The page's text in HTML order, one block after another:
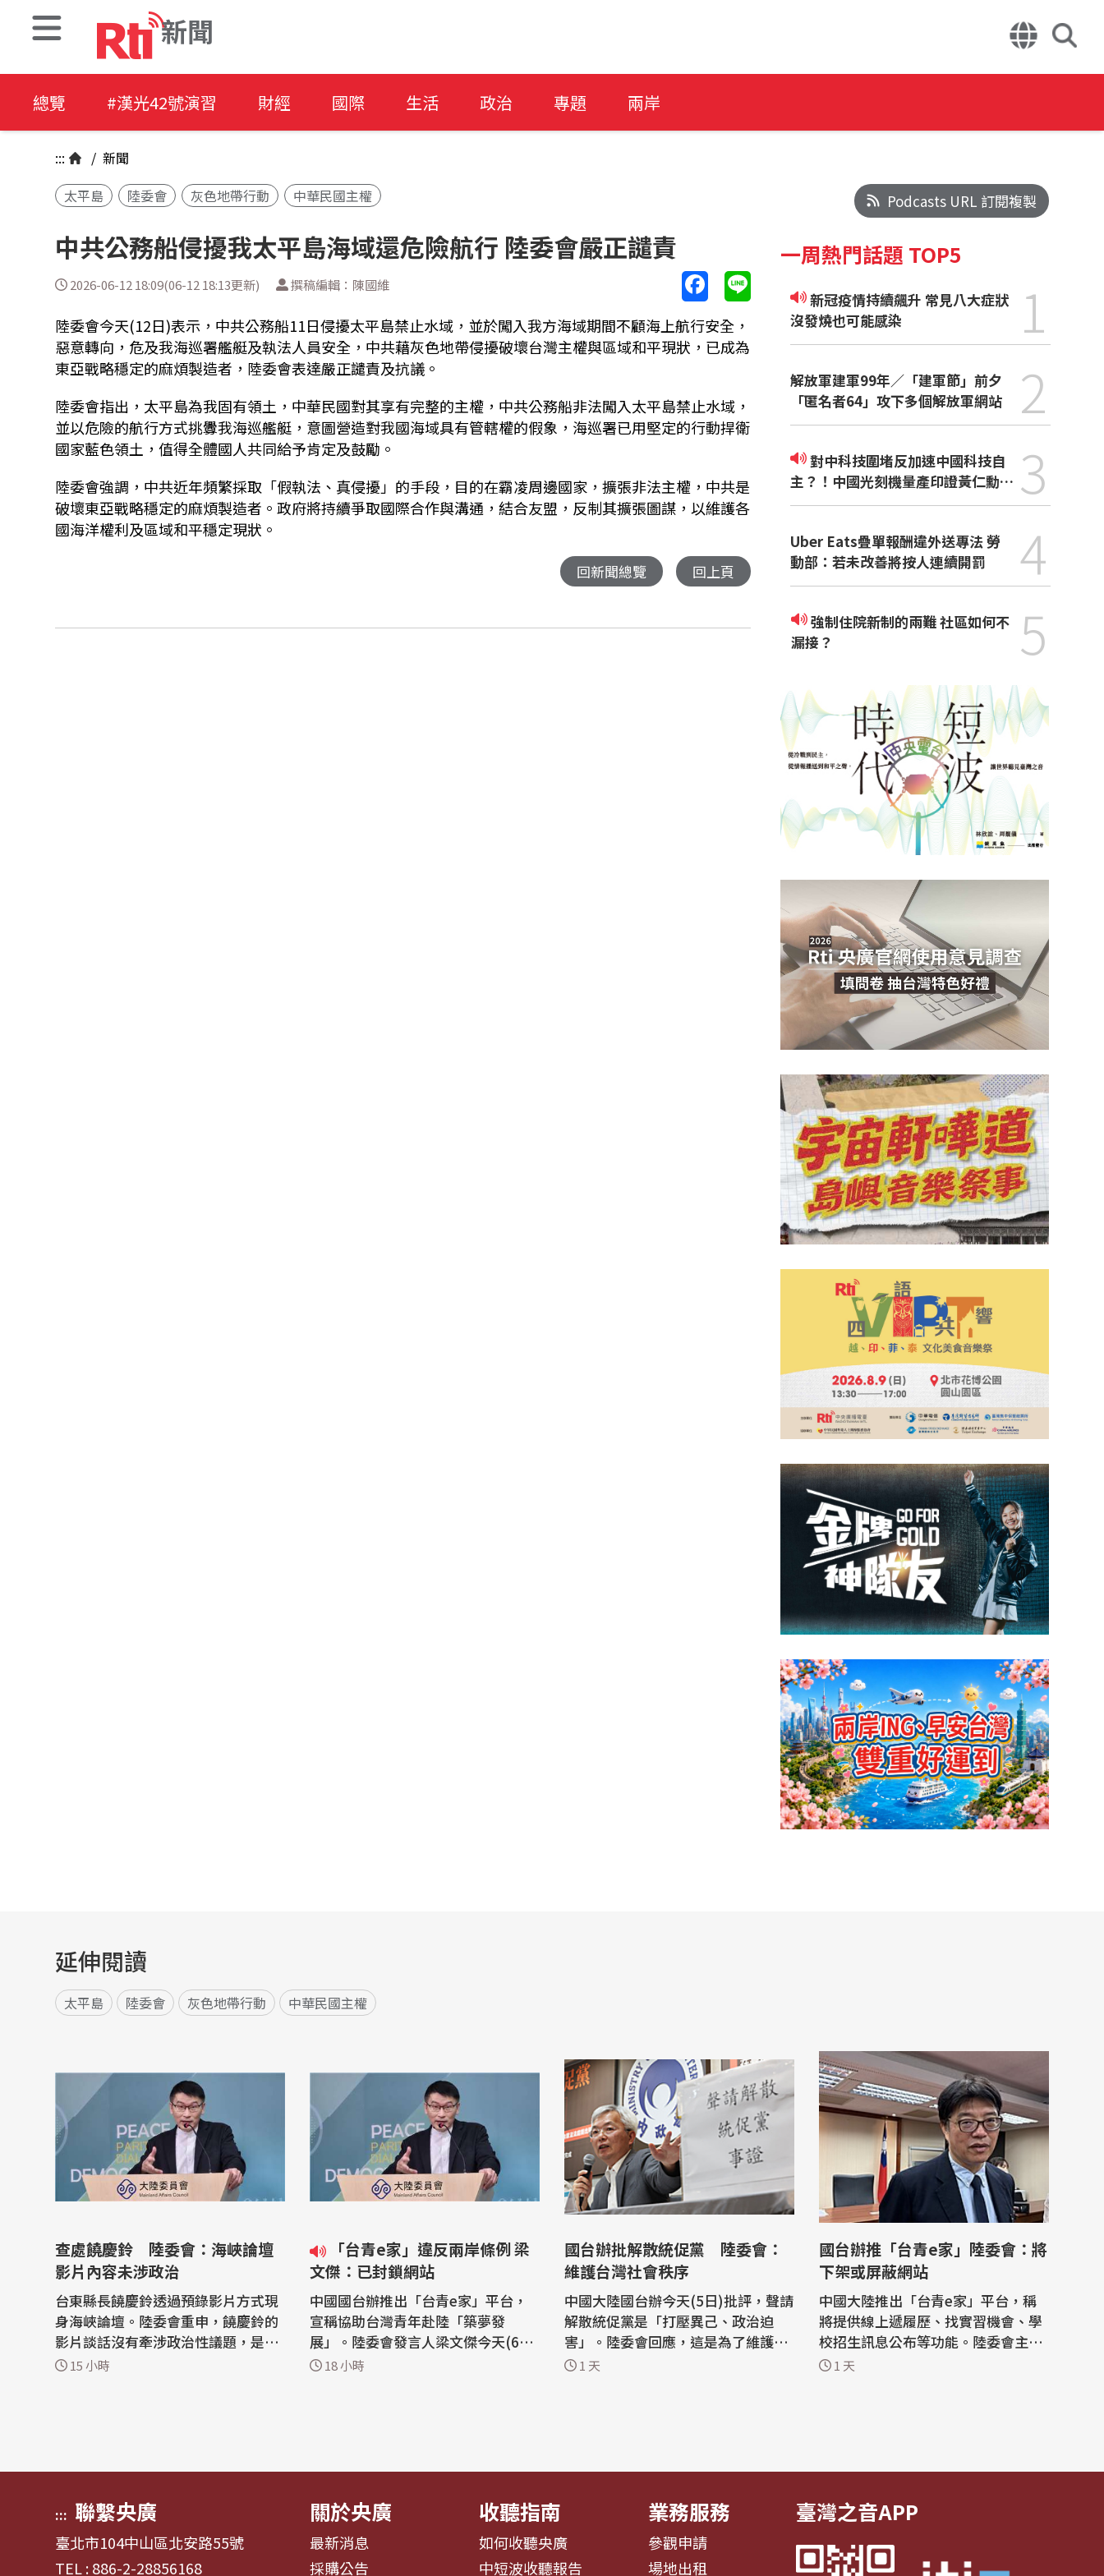
新聞
總覽 #漢光42號演習 財經 國際 生活 政治 專題 兩岸
::: / 新聞
太平島
陸委會 灰色地帶行動 中華民國主權
中共公務船侵擾我太平島海域還危險航行 陸委會嚴正譴責
2026-06-12 18:09(06-12 18:13更新) 撰稿編輯：陳國維
陸委會今天(12日)表示，中共公務船11日侵擾太平島禁止水域，並於闖入我方海域期間不顧海上航行安全，
惡意轉向，危及我海巡署艦艇及執法人員安全，中共藉灰色地帶侵擾破壞台灣主權與區域和平現狀，已成為
東亞戰略穩定的麻煩製造者，陸委會表達嚴正譴責及抗議。
陸委會指出，太平島為我固有領土，中華民國對其享有完整的主權，中共公務船非法闖入太平島禁止水域，
並以危險的航行方式挑釁我海巡艦艇，意圖營造對我國海域具有管轄權的假象，海巡署已用堅定的行動捍衛
國家藍色領土，值得全體國人共同給予肯定及鼓勵。
陸委會強調，中共近年頻繁採取「假執法、真侵擾」的手段，目的在霸凌周邊國家，擴張非法主權，中共是
破壞東亞戰略穩定的麻煩製造者。政府將持續爭取國際合作與溝通，結合友盟，反制其擴張圖謀，以維護各
國海洋權利及區域和平穩定現狀。
回新聞總覽 回上頁
Podcasts URL 訂閱複製
一周熱門話題 TOP5
新冠疫情持續飆升 常見八大症狀
沒發燒也可能感染
1
解放軍建軍99年／「建軍節」前夕
「匿名者64」攻下多個解放軍網站
2
對中科技圍堵反加速中國科技自
主？！中國光刻機量產印證黃仁勳觀
點
3
Uber Eats疊單報酬違外送專法 勞
動部：若未改善將按人連續開罰
4
強制住院新制的兩難 社區如何不
漏接？
5
延伸閱讀
太平島 陸委會 灰色地帶行動 中華民國主權
查處饒慶鈴 陸委會：海峽論壇
影片內容未涉政治
台東縣長饒慶鈴透過預錄影片方式現
身海峽論壇。陸委會重申，饒慶鈴的
影片談話沒有牽涉政治性議題，是否
構成兩岸條例「合作行為」取決於影
15 小時
文傑：已封鎖網站
中國國台辦推出「台青e家」平台，
宣稱協助台灣青年赴陸「築夢發
展」。陸委會發言人梁文傑今天(6日)
表示，由於網站內容已涉及兩岸人民
18 小時
國台辦批解散統促黨 陸委會：
維護台灣社會秩序
中國大陸國台辦今天(5日)批評，聲請
解散統促黨是「打壓異己、政治迫
害」。陸委會回應，這是為了維護台
灣社會秩序與民主制度運作，中共將
1 天
國台辦推「台青e家」陸委會：將
下架或屏蔽網站
中國大陸推出「台青e家」平台，稱
將提供線上遞履歷、找實習機會、學
校招生訊息公布等功能。陸委會主委
邱垂正今天(5日)表示，這是企圖對台
1 天
::: 聯繫央廣
臺北市104中山區北安路55號
TEL : 886-2-28856168
關於央廣
最新消息
採購公告
收聽指南
如何收聽央廣
中短波收聽報告
業務服務
參觀申請
場地出租
臺灣之音APP